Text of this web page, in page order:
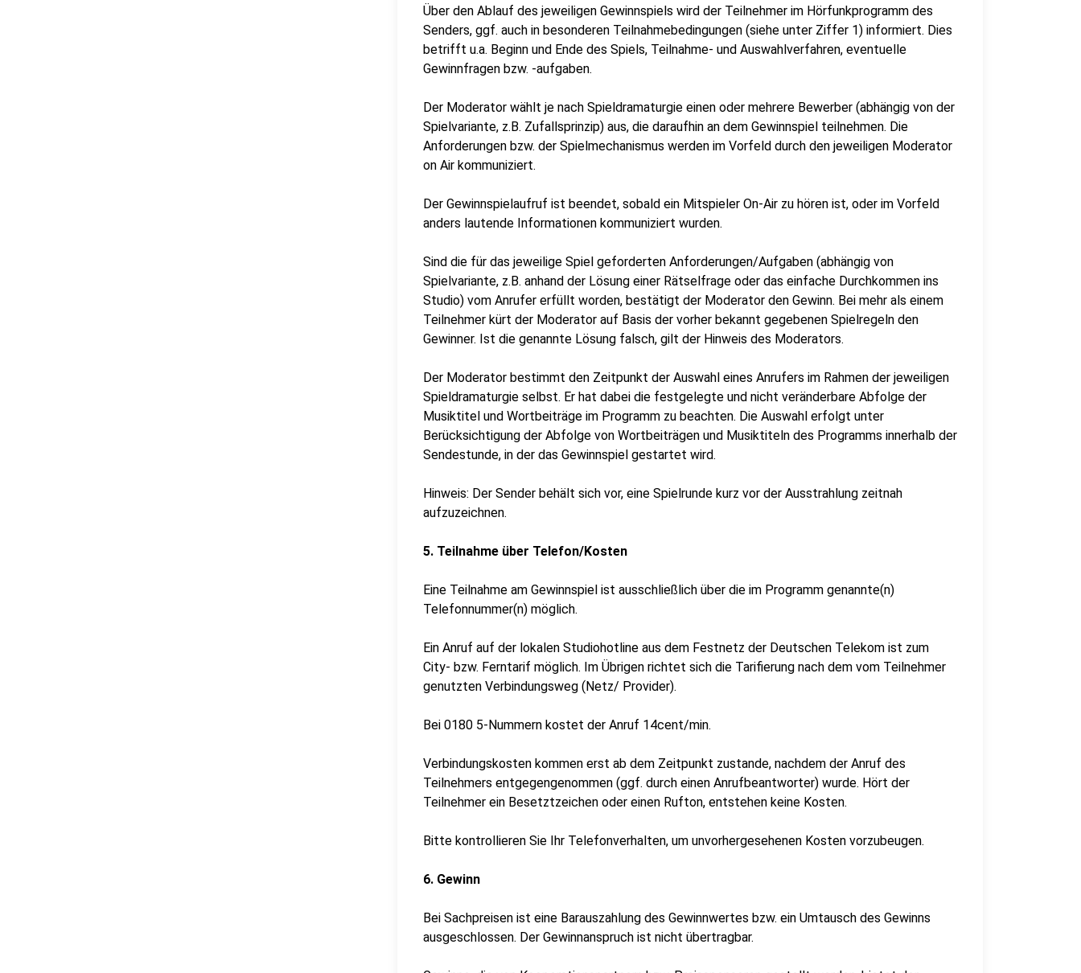
Über den Ablauf des jeweiligen Gewinnspiels wird der Teilnehmer im Hörfunkprogramm des
Senders, ggf. auch in besonderen Teilnahmebedingungen (siehe unter Ziffer 1) informiert. Dies
betrifft u.a. Beginn und Ende des Spiels, Teilnahme- und Auswahlverfahren, eventuelle
Gewinnfragen bzw. -aufgaben.
Der Moderator wählt je nach Spieldramaturgie einen oder mehrere Bewerber (abhängig von der
Spielvariante, z.B. Zufallsprinzip) aus, die daraufhin an dem Gewinnspiel teilnehmen. Die
Anforderungen bzw. der Spielmechanismus werden im Vorfeld durch den jeweiligen Moderator
on Air kommuniziert.
Der Gewinnspielaufruf ist beendet, sobald ein Mitspieler On-Air zu hören ist, oder im Vorfeld
anders lautende Informationen kommuniziert wurden.
Sind die für das jeweilige Spiel geforderten Anforderungen/Aufgaben (abhängig von
Spielvariante, z.B. anhand der Lösung einer Rätselfrage oder das einfache Durchkommen ins
Studio) vom Anrufer erfüllt worden, bestätigt der Moderator den Gewinn. Bei mehr als einem
Teilnehmer kürt der Moderator auf Basis der vorher bekannt gegebenen Spielregeln den
Gewinner. Ist die genannte Lösung falsch, gilt der Hinweis des Moderators.
Der Moderator bestimmt den Zeitpunkt der Auswahl eines Anrufers im Rahmen der jeweiligen
Spieldramaturgie selbst. Er hat dabei die festgelegte und nicht veränderbare Abfolge der
Musiktitel und Wortbeiträge im Programm zu beachten. Die Auswahl erfolgt unter
Berücksichtigung der Abfolge von Wortbeiträgen und Musiktiteln des Programms innerhalb der
Sendestunde, in der das Gewinnspiel gestartet wird.
Hinweis: Der Sender behält sich vor, eine Spielrunde kurz vor der Ausstrahlung zeitnah
aufzuzeichnen.
5. Teilnahme über Telefon/Kosten
Eine Teilnahme am Gewinnspiel ist ausschließlich über die im Programm genannte(n)
Telefonnummer(n) möglich.
Ein Anruf auf der lokalen Studiohotline aus dem Festnetz der Deutschen Telekom ist zum
City- bzw. Ferntarif möglich. Im Übrigen richtet sich die Tarifierung nach dem vom Teilnehmer
genutzten Verbindungsweg (Netz/ Provider).
Bei 0180 5-Nummern kostet der Anruf 14cent/min.
Verbindungskosten kommen erst ab dem Zeitpunkt zustande, nachdem der Anruf des
Teilnehmers entgegengenommen (ggf. durch einen Anrufbeantworter) wurde. Hört der
Teilnehmer ein Besetztzeichen oder einen Rufton, entstehen keine Kosten.
Bitte kontrollieren Sie Ihr Telefonverhalten, um unvorhergesehenen Kosten vorzubeugen.
6. Gewinn
Bei Sachpreisen ist eine Barauszahlung des Gewinnwertes bzw. ein Umtausch des Gewinns
ausgeschlossen. Der Gewinnanspruch ist nicht übertragbar.